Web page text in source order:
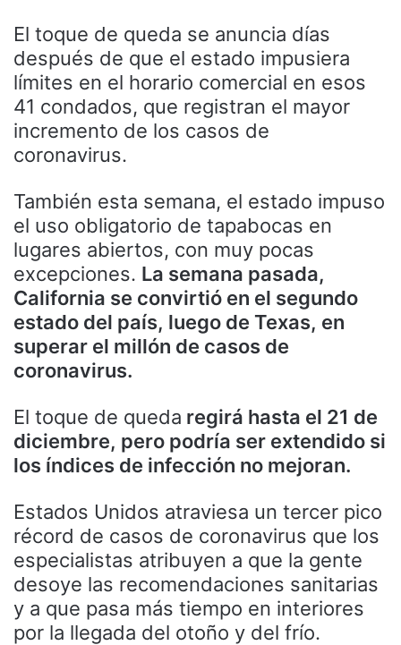
El toque de queda se anuncia días
después de que el estado impusiera
límites en el horario comercial en esos
41 condados, que registran el mayor
incremento de los casos de
coronavirus.
También esta semana, el estado impuso
el uso obligatorio de tapabocas en
lugares abiertos, con muy pocas
excepciones. La semana pasada,
California se convirtió en el segundo
estado del país, luego de Texas, en
superar el millón de casos de
coronavirus.
El toque de queda regirá hasta el 21 de
diciembre, pero podría ser extendido si
los índices de infección no mejoran.
Estados Unidos atraviesa un tercer pico
récord de casos de coronavirus que los
especialistas atribuyen a que la gente
desoye las recomendaciones sanitarias
y a que pasa más tiempo en interiores
por la llegada del otoño y del frío.